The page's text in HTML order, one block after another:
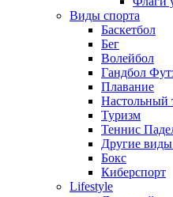
Виды спорта
Баскетбол
Бег
Волейбол
Гандбол
Плавание
Настольный
Туризм
Теннис
Другие виды
Бокс
Киберспорт
Lifestyle